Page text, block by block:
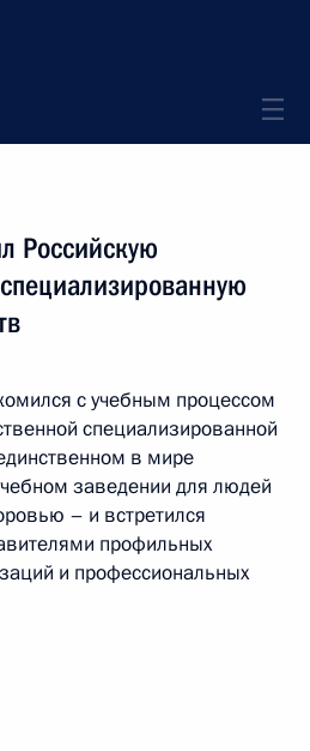
Российскую
с учебным процессом
специализированной
в мире
заведении для людей
– и встретился
профильных
и профессиональных